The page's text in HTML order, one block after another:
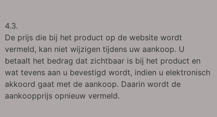
4.3.
De prijs die bij het product op de website wordt
vermeld, kan niet wijzigen tijdens uw aankoop. U
betaalt het bedrag dat zichtbaar is bij het product en
wat tevens aan u bevestigd wordt, indien u elektronisch
akkoord gaat met de aankoop. Daarin wordt de
aankoopprijs opnieuw vermeld.